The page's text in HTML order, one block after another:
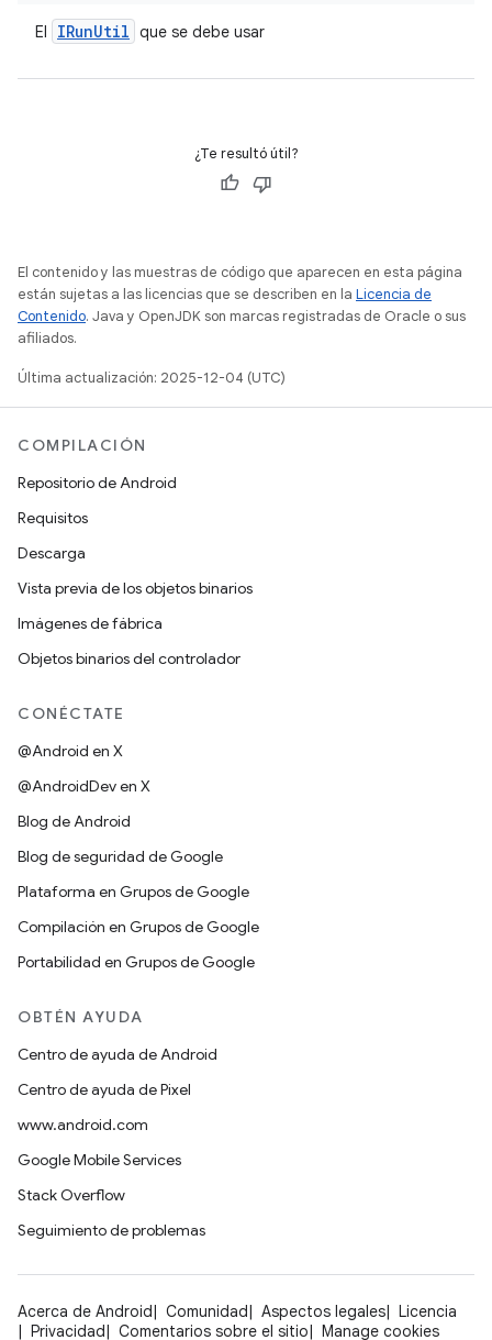
El IRunUtil que se debe usar
¿Te resultó útil?
El contenido y las muestras de código que aparecen en esta página
están sujetas a las licencias que se describen en la Licencia de
Contenido. Java y OpenJDK son marcas registradas de Oracle o sus
afiliados.
Última actualización: 2025-12-04 (UTC)
COMPILACIÓN
Repositorio de Android
Requisitos
Descarga
Vista previa de los objetos binarios
Imágenes de fábrica
Objetos binarios del controlador
CONÉCTATE
@Android en X
@AndroidDev en X
Blog de Android
Blog de seguridad de Google
Plataforma en Grupos de Google
Compilación en Grupos de Google
Portabilidad en Grupos de Google
OBTÉN AYUDA
Centro de ayuda de Android
Centro de ayuda de Pixel
www.android.com
Google Mobile Services
Stack Overflow
Seguimiento de problemas
Acerca de Android Comunidad Aspectos legales
Licencia
Privacidad
Comentarios sobre el sitio Manage cookies